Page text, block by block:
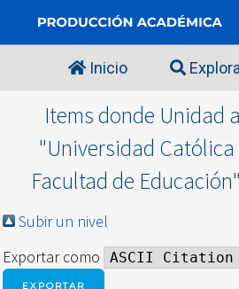
Inicio
Items donde Unidad
"Universidad Católica
Facultad de
Subir un nivel
Exportar como